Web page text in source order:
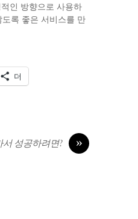
인 방향으로 사용하
도록 좋은 서비스를 만
더
»
성공하려면?